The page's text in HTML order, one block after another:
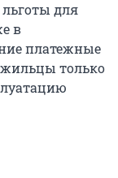
для
в
платежные
только